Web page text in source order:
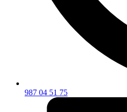
987 04 51 75